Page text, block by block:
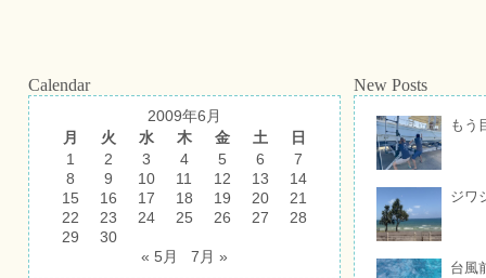
Calendar
2009年6月
月
火 水 木 金 土
日
1
2 3 4 5 6
7
8
9 10 11 12 13
14
15
16 17 18 19 20
21
22
23 24 25 26 27
28
29
30
« 5月
7月 »
New Posts
もう
ジワ
台風